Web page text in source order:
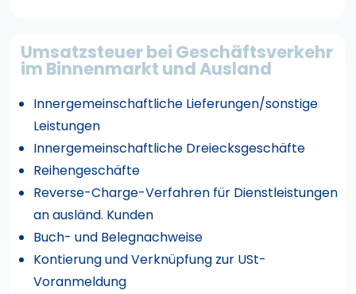
Umsatzsteuer bei Geschäftsverkehr
im Binnenmarkt und Ausland
Innergemeinschaftliche Lieferungen/sonstige
Leistungen
Innergemeinschaftliche Dreiecksgeschäfte
Reihengeschäfte
Reverse-Charge-Verfahren für Dienstleistungen
an ausländ. Kunden
Buch- und Belegnachweise
Kontierung und Verknüpfung zur USt-
Voranmeldung